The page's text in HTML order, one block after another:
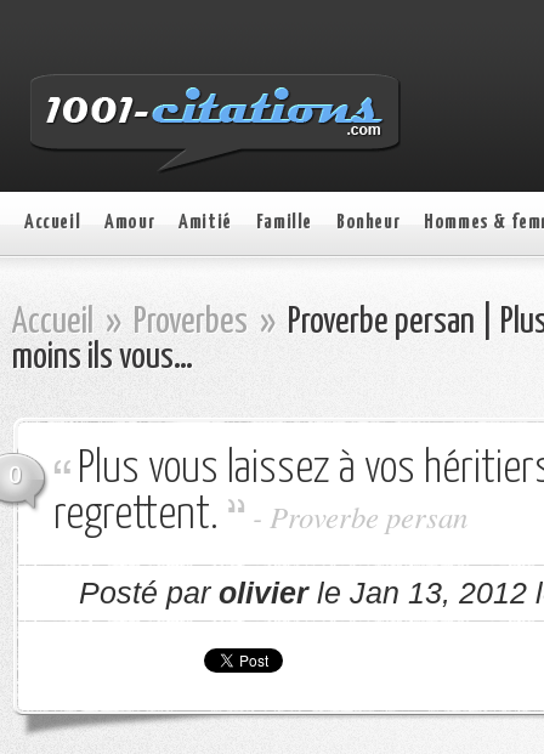
Accueil Amour Amitié Famille Bonheur Hommes &
Accueil » Proverbes » Proverbe persan |
moins ils vous…
0
Plus vous laissez à vos
regrettent.
- Proverbe persan
Posté par olivierle Jan 13, 2012